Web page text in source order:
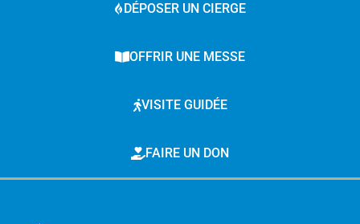
DÉPOSER UN CIERGE
OFFRIR UNE MESSE
VISITE GUIDÉE
FAIRE UN DON